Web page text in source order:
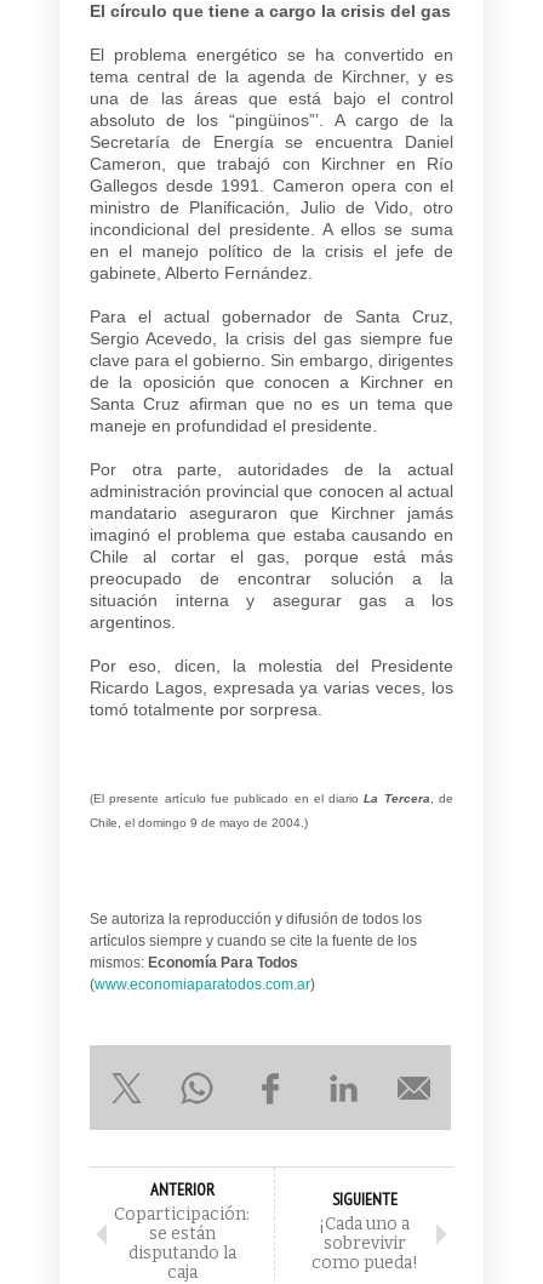
El círculo que tiene a cargo la crisis del gas
El problema energético se ha convertido en
tema central de la agenda de Kirchner, y es
una de las áreas que está bajo el control
absoluto de los “pingüinos”’. A cargo de la
Secretaría de Energía se encuentra Daniel
Cameron, que trabajó con Kirchner en Río
Gallegos desde 1991. Cameron opera con el
ministro de Planificación, Julio de Vido, otro
incondicional del presidente. A ellos se suma
en el manejo político de la crisis el jefe de
gabinete, Alberto Fernández.
Para el actual gobernador de Santa Cruz,
Sergio Acevedo, la crisis del gas siempre fue
clave para el gobierno. Sin embargo, dirigentes
de la oposición que conocen a Kirchner en
Santa Cruz afirman que no es un tema que
maneje en profundidad el presidente.
Por otra parte, autoridades de la actual
administración provincial que conocen al actual
mandatario aseguraron que Kirchner jamás
imaginó el problema que estaba causando en
Chile al cortar el gas, porque está más
preocupado de encontrar solución a la
situación interna y asegurar gas a los
argentinos.
Por eso, dicen, la molestia del Presidente
Ricardo Lagos, expresada ya varias veces, los
tomó totalmente por sorpresa.
(El presente artículo fue publicado en el diarioLa Tercera , de
Chile, el domingo 9 de mayo de 2004.)
Se autoriza la reproducción y difusión de todos los
artículos siempre y cuando se cite la fuente de los
mismos: Economía Para Todos
(www.economiaparatodos.com.ar)
ANTERIOR
Coparticipación:
se están
disputando la
caja
SIGUIENTE
¡Cada uno a
sobrevivir
como pueda!